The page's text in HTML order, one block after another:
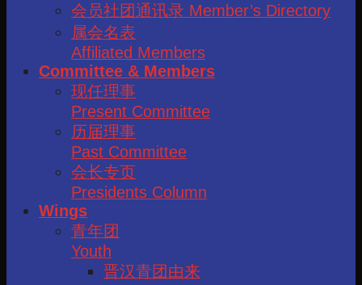
会员社团通讯录 Member’s Directory
属会名表
Affiliated Members
Committee & Members
现任理事
Present Committee
历届理事
Past Committee
会长专页
Presidents Column
Wings
青年团
Youth
晋汉青团由来